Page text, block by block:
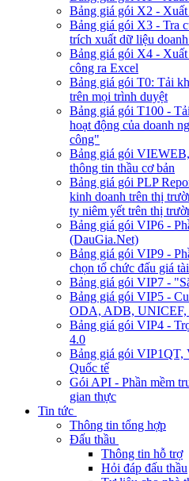
Bảng giá gói X2 -
Bảng giá gói X3 - Tra
trích xuất dữ liệu
Bảng giá gói X4 -
công ra Excel
Bảng giá gói T0: Tải
trên mọi trình duyệt
Bảng giá gói T100 -
hoạt động của doanh
công"
Bảng giá gói
thông tin thầu cơ bản
Bảng giá gói PLP
kinh doanh trên thị
ty niêm yết trên thị
Bảng giá gói VIP6 -
(DauGia.Net)
Bảng giá gói VIP9 -
chọn tổ chức đấu giá
Bảng giá gói VIP7 -
Bảng giá gói VIP5 -
ODA, ADB, UNICEF,
Bảng giá gói VIP4 -
4.0
Bảng giá gói VIP1QT,
Quốc tế
Gói API - Phần mềm
gian thực
Tin tức
Thông tin tổng hợp
Đấu thầu
Thông tin hỗ trợ
Hỏi đáp đấu thầu